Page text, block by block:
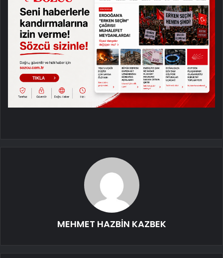
MEHMET HAZBİN KAZBEK